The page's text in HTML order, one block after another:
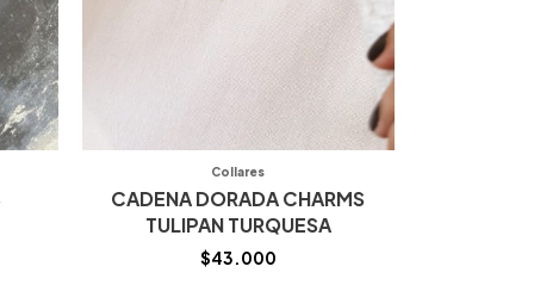
Collares
CADENA DORADA CHARMS
TULIPAN TURQUESA
$43.000